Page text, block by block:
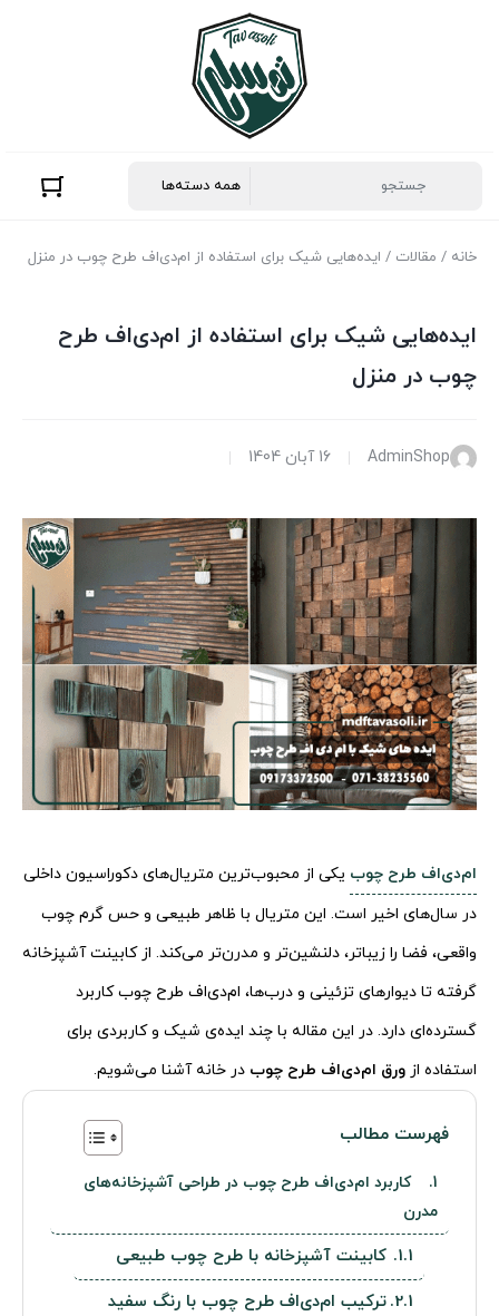
خانه / مقالات / ایده‌هایی شیک برای استفاده از ام‌دی‌اف طرح چوب در منزل
ایده‌هایی شیک برای استفاده از ام‌دی‌اف طرح
چوب در منزل
AdminShop 16 آبان 1404
ام‌دی‌اف طرح چوب یکی از محبوب‌ترین متریال‌های دکوراسیون داخلی
در سال‌های اخیر است. این متریال با ظاهر طبیعی و حس گرم چوب
واقعی، فضا را زیباتر، دلنشین‌تر و مدرن‌تر می‌کند. از کابینت آشپزخانه
گرفته تا دیوارهای تزئینی و درب‌ها، ام‌دی‌اف طرح چوب کاربرد
گسترده‌ای دارد. در این مقاله با چند ایده‌ی شیک و کاربردی برای
استفاده از ورق ام‌دی‌اف طرح چوب در خانه آشنا می‌شویم.
فهرست مطالب
کاربرد ام‌دی‌اف طرح چوب در طراحی آشپزخانه‌های
مدرن
کابینت آشپزخانه با طرح چوب طبیعی
ترکیب ام‌دی‌اف طرح چوب با رنگ سفید